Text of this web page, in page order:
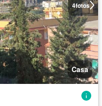
4fotos
Casa